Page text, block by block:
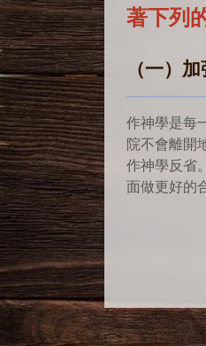
著下列
（一）
作神學是每
院不會離開
作神學反省
面做更好的